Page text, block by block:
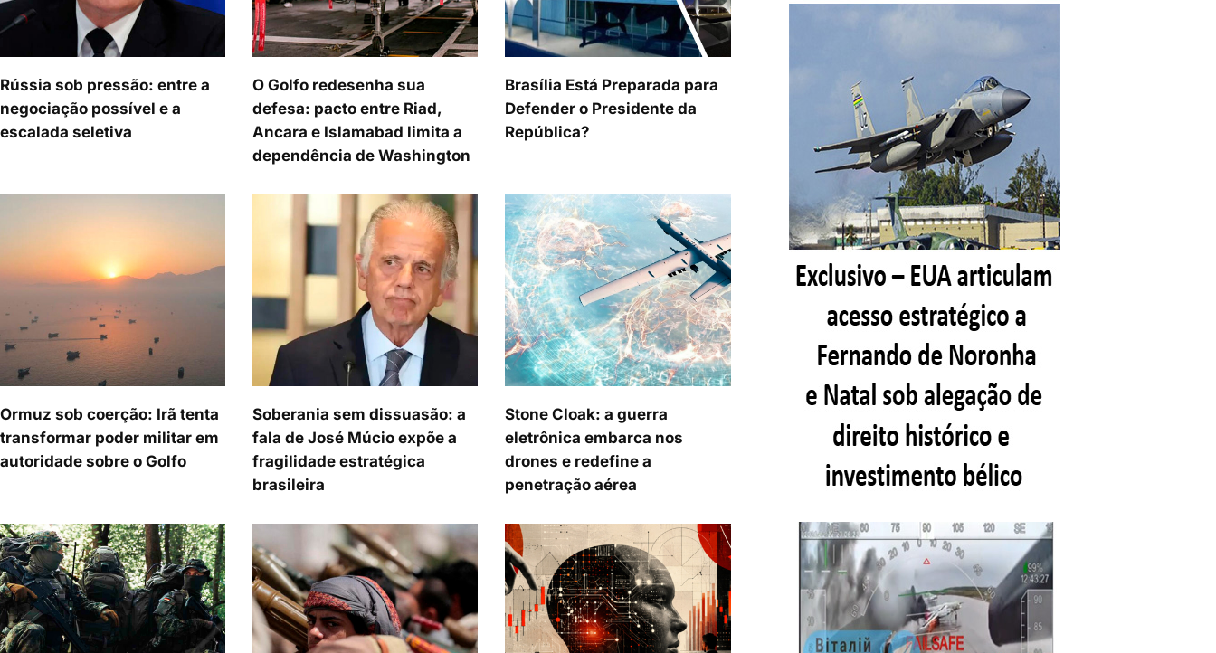
Rússia sob pressão: entre a
negociação possível e a
escalada seletiva
O Golfo redesenha sua
defesa: pacto entre Riad,
Ancara e Islamabad limita a
dependência de Washington
Brasília Está Preparada para
Defender o Presidente da
República?
Ormuz sob coerção: Irã tenta
transformar poder militar em
autoridade sobre o Golfo
Soberania sem dissuasão: a
fala de José Múcio expõe a
fragilidade estratégica
brasileira
Stone Cloak: a guerra
eletrônica embarca nos
drones e redefine a
penetração aérea